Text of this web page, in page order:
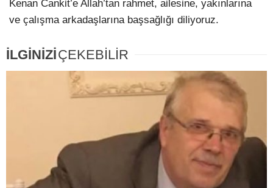
Kenan Cankit’e Allah’tan rahmet, ailesine, yakınlarına
ve çalışma arkadaşlarına başsağlığı diliyoruz.
İLGİNİZİÇEKEBİLİR